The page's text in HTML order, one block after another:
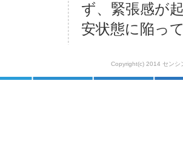
ず、緊張感が
安状態に陥っ
Copyright(c) 2014 センシ